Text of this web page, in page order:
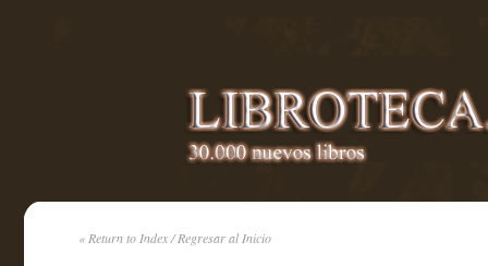
« Return to Index / Regresar al Inicio